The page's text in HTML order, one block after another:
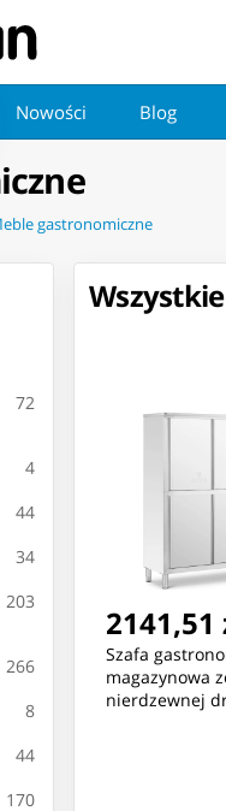
Nowości Blog
gastronomiczne
72
4
44
34
203
266
8
44
170
2141,51
Szafa
magazynowa
nierdzewnej